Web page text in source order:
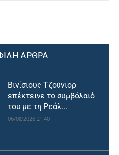
ΑΡΘΡΑ
Βινίσιους Τζούνιορ
επέκτεινε το συμβόλαιό
του με τη Ρεάλ...
06/08/2026 21:40